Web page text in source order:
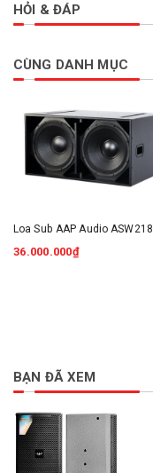
HỎI & ĐÁP
CÙNG DANH MỤC
Loa Sub AAP Audio ASW218
36.000.000₫
BẠN ĐÃ XEM